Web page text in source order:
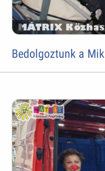
Bedolgoztunk a